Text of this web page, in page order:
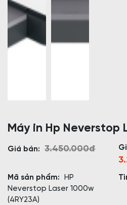
Máy in Hp Neverstop
Giá bán: 3.450.000đ
Mã sản phẩm:
HP
Neverstop Laser 1000w
(4RY23A)